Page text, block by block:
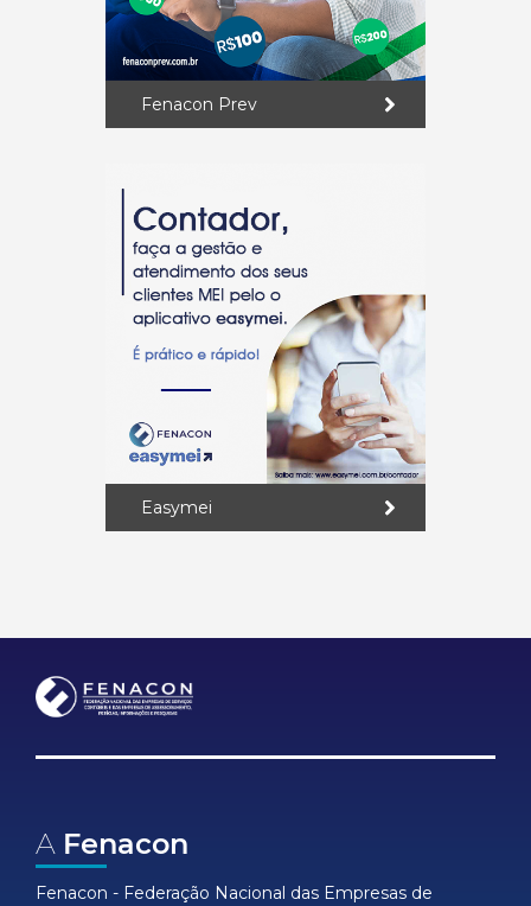
Fenacon Prev
Easymei
A Fenacon
Fenacon - Federação Nacional das Empresas de